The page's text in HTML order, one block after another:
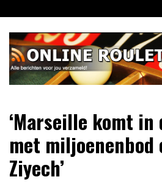
naar
inhoud
Online Roulette
verzameld
‘Marseille komt
met miljoenenbod
Ziyech’